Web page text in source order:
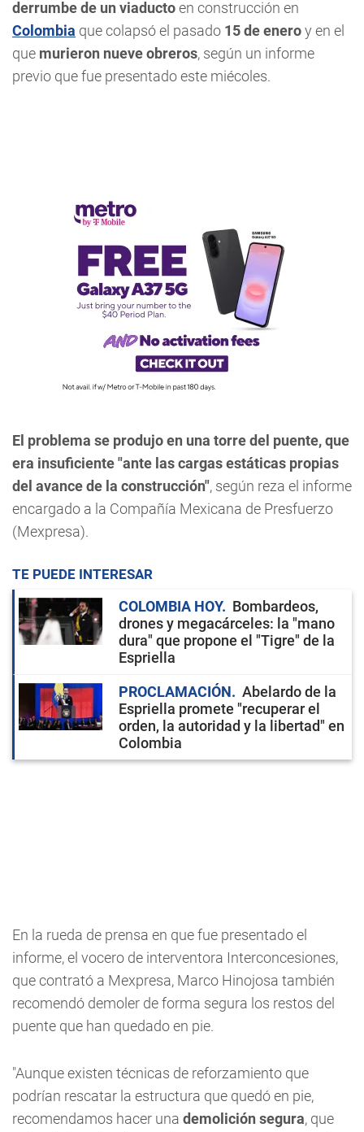
derrumbe de un viaductoen construcción en
Colombia que colapsó el pasado 15 de eneroy en el
que murieron nueve obreros, según un informe
previo que fue presentado este miécoles.
El problema se produjo en una torre del puente, que
era insuficiente "ante las cargas estáticas propias
del avance de la construcción", según reza el informe
encargado a la Compañía Mexicana de Presfuerzo
(Mexpresa).
TE PUEDE INTERESAR
COLOMBIA HOY
Bombardeos,
drones y megacárceles: la "mano
dura" que propone el "Tigre" de la
Espriella
PROCLAMACIÓN
Abelardo de la
Espriella promete "recuperar el
orden, la autoridad y la libertad" en
Colombia
En la rueda de prensa en que fue presentado el
informe, el vocero de interventora Interconcesiones,
que contrató a Mexpresa, Marco Hinojosa también
recomendó demoler de forma segura los restos del
puente que han quedado en pie.
"Aunque existen técnicas de reforzamiento que
podrían rescatar la estructura que quedó en pie,
recomendamos hacer una demolición segura, que